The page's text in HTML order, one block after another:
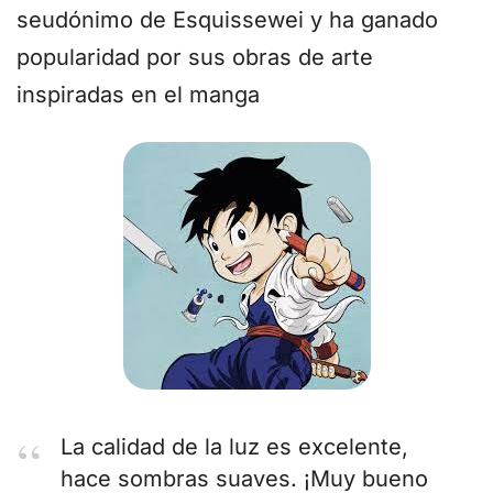
seudónimo de Esquissewei y ha ganado
popularidad por sus obras de arte
inspiradas en el manga
La calidad de la luz es excelente,
hace sombras suaves. ¡Muy bueno